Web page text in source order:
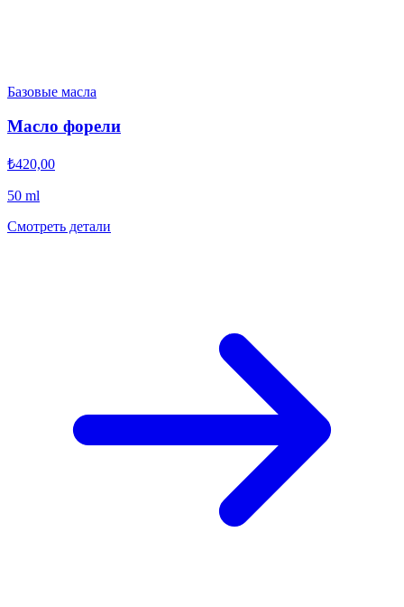
Базовые масла
Масло форели
₺420,00
50 ml
Смотреть детали